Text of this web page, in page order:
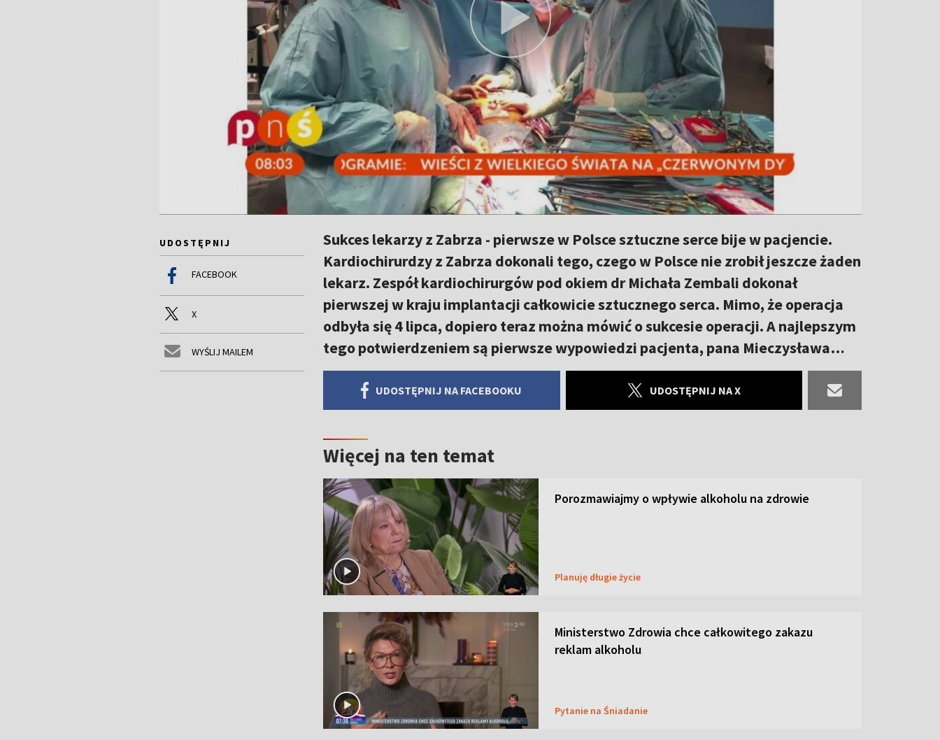
UDOSTĘPNIJ
FACEBOOK
X
WYŚLIJ MAILEM
Sukces lekarzy z Zabrza - pierwsze w Polsce sztuczne serce bije w pacjencie.
Kardiochirurdzy z Zabrza dokonali tego, czego w Polsce nie zrobił jeszcze żaden
lekarz. Zespół kardiochirurgów pod okiem dr Michała Zembali dokonał
pierwszej w kraju implantacji całkowicie sztucznego serca. Mimo, że operacja
odbyła się 4 lipca, dopiero teraz można mówić o sukcesie operacji. A najlepszym
tego potwierdzeniem są pierwsze wypowiedzi pacjenta, pana Mieczysława…
UDOSTĘPNIJ NA FACEBOOKU UDOSTĘPNIJ NA X
Więcej na ten temat
Porozmawiajmy o wpływie alkoholu na zdrowie
Planuję długie życie
Ministerstwo Zdrowia chce całkowitego zakazu
reklam alkoholu
Pytanie na Śniadanie